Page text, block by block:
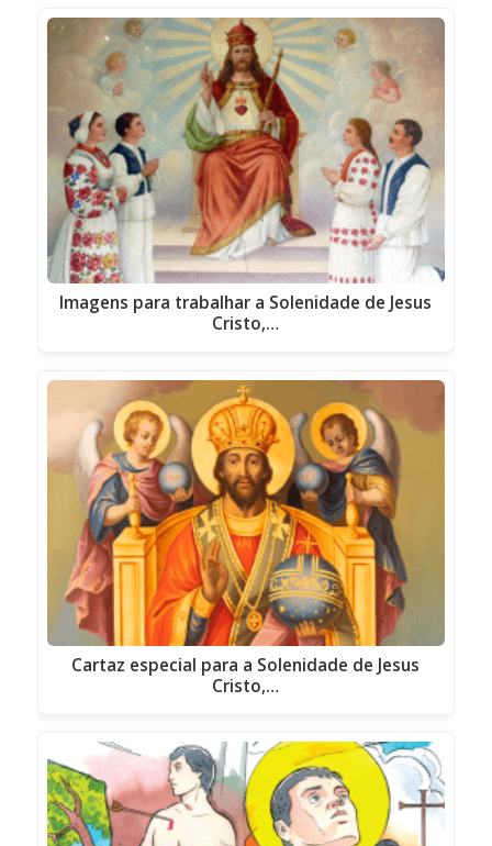
Imagens para trabalhar a Solenidade de Jesus
Cristo,…
Cartaz especial para a Solenidade de Jesus
Cristo,…